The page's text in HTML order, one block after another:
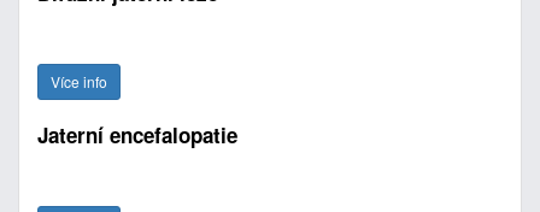
Více info
Jaterní encefalopatie